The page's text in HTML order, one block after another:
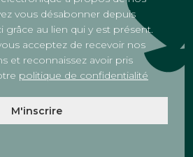
vous désabonner depuis
grâce au lien qui y est présent.
acceptez de recevoir nos
et reconnaissez avoir pris
politique de confidentialité